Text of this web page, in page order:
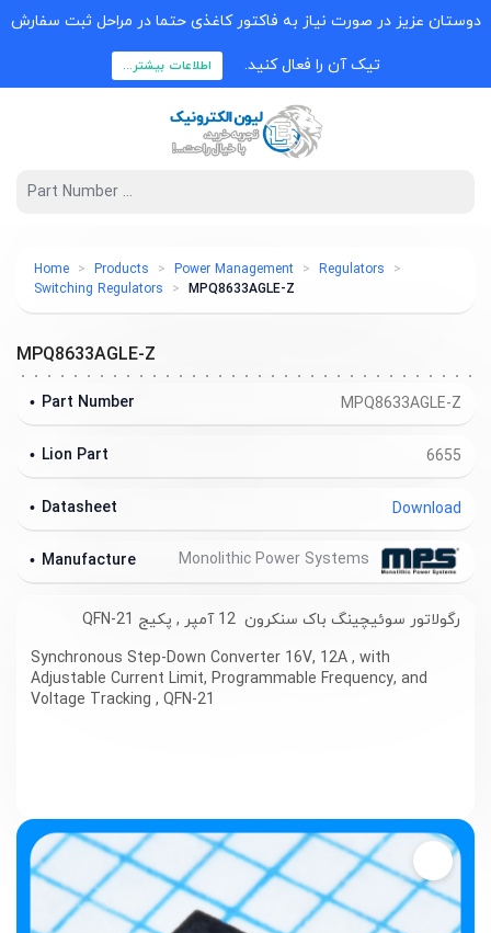
دوستان عزیز در صورت نیاز به فاکتور کاغذی حتما در مراحل ثبت سفارش
تیک آن را فعال کنید. اطلاعات بیشتر...
Home Products Power Management
Regulators
Switching Regulators
MPQ8633AGLE-Z
MPQ8633AGLE-Z
MPQ8633AGLE-Z
Part Number
6655
Lion Part
Download
Datasheet
Manufacture
رگولاتور سوئیچینگ باک سنکرون 12 آمپر , پکیج QFN-21
Synchronous Step-Down Converter 16V, 12A , with
Adjustable Current Limit, Programmable Frequency, and
Voltage Tracking , QFN-21